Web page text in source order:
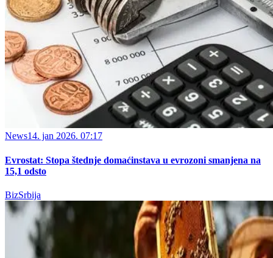
News14. jan 2026. 07:17
Evrostat: Stopa štednje domaćinstava u evrozoni smanjena na
15,1 odsto
BizSrbija